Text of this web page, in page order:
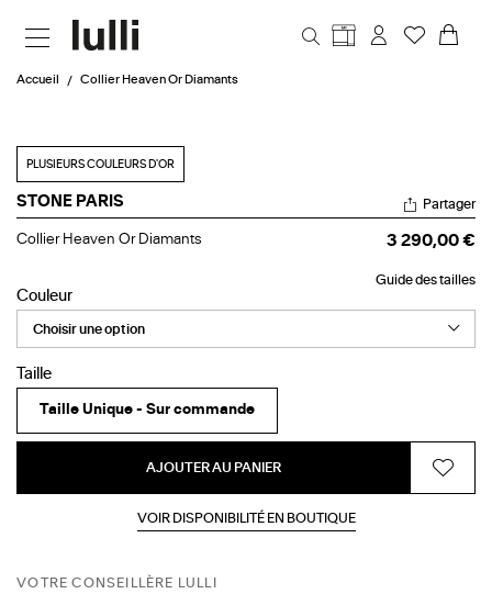
Accueil Collier Heaven Or Diamants
PLUSIEURS COULEURS D'OR
STONE PARIS
Collier
Diamants
Partager
Collier Heaven Or Diamants 3 290,00 €
Guide des tailles
Couleur
Taille
Taille Unique - Sur commande
AJOUTER AU PANIER
VOIR DISPONIBILITÉ EN BOUTIQUE
VOTRE CONSEILLÈRE LULLI